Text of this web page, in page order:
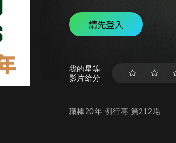
請先登入
我的星等
影片給分
職棒20年 例行賽 第212場